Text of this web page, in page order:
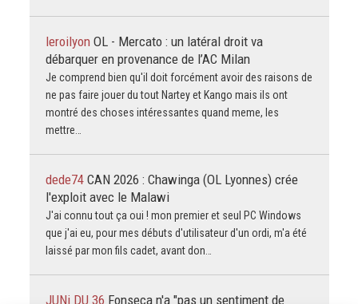
leroilyon OL - Mercato : un latéral droit va
débarquer en provenance de l’AC Milan
Je comprend bien qu'il doit forcément avoir des raisons de
ne pas faire jouer du tout Nartey et Kango mais ils ont
montré des choses intéressantes quand meme, les
mettre…
dede74 CAN 2026 : Chawinga (OL Lyonnes) crée
l'exploit avec le Malawi
J'ai connu tout ça oui ! mon premier et seul PC Windows
que j'ai eu, pour mes débuts d'utilisateur d'un ordi, m'a été
laissé par mon fils cadet, avant don…
JUNi DU 36 Fonseca n'a "pas un sentiment de